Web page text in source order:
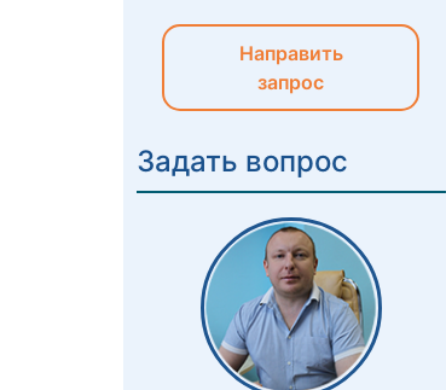
Направить
запрос
Задать вопрос